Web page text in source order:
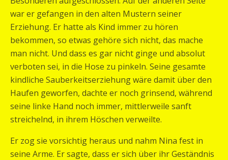
war er gefangen in den alten Mustern seiner
Erziehung. Er hatte als Kind immer zu hören
bekommen, so etwas gehöre sich nicht, das mache
man nicht. Und dass es gar nicht ginge und absolut
verboten sei, in die Hose zu pinkeln. Seine gesamte
kindliche Sauberkeitserziehung wäre damit über den
Haufen geworfen, dachte er noch grinsend, während
seine linke Hand noch immer, mittlerweile sanft
streichelnd, in ihrem Höschen verweilte.
Er zog sie vorsichtig heraus und nahm Nina fest in
seine Arme. Er sagte, dass er sich über ihr Geständnis